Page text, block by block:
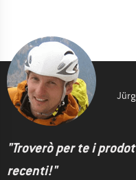
"Troverò per te i
recenti!"